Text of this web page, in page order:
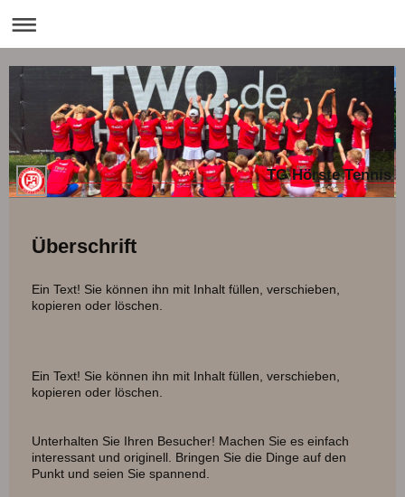
TG Hörste Tennis
Überschrift
Ein Text! Sie können ihn mit Inhalt füllen, verschieben,
kopieren oder löschen.
Ein Text! Sie können ihn mit Inhalt füllen, verschieben,
kopieren oder löschen.
Unterhalten Sie Ihren Besucher! Machen Sie es einfach
interessant und originell. Bringen Sie die Dinge auf den
Punkt und seien Sie spannend.